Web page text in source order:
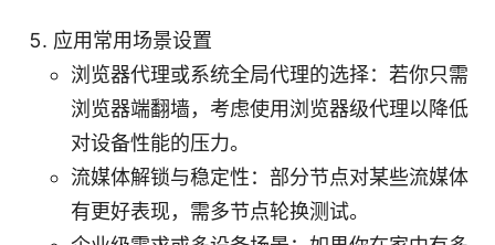
应用常用场景设置
浏览器代理或系统全局代理的选择：若你只需
浏览器端翻墙，考虑使用浏览器级代理以降低
对设备性能的压力。
流媒体解锁与稳定性：部分节点对某些流媒体
有更好表现，需多节点轮换测试。